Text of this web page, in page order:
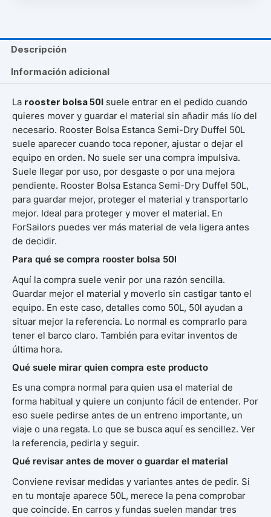
Descripción
Información adicional
La rooster bolsa 50l suele entrar en el pedido cuando
quieres mover y guardar el material sin añadir más lío del
necesario. Rooster Bolsa Estanca Semi-Dry Duffel 50L
suele aparecer cuando toca reponer, ajustar o dejar el
equipo en orden. No suele ser una compra impulsiva.
Suele llegar por uso, por desgaste o por una mejora
pendiente. Rooster Bolsa Estanca Semi-Dry Duffel 50L,
para guardar mejor, proteger el material y transportarlo
mejor. Ideal para proteger y mover el material. En
ForSailors puedes ver más material de vela ligera antes
de decidir.
Para qué se compra rooster bolsa 50l
Aquí la compra suele venir por una razón sencilla.
Guardar mejor el material y moverlo sin castigar tanto el
equipo. En este caso, detalles como 50L, 50l ayudan a
situar mejor la referencia. Lo normal es comprarlo para
tener el barco claro. También para evitar inventos de
última hora.
Qué suele mirar quien compra este producto
Es una compra normal para quien usa el material de
forma habitual y quiere un conjunto fácil de entender. Por
eso suele pedirse antes de un entreno importante, un
viaje o una regata. Lo que se busca aquí es sencillez. Ver
la referencia, pedirla y seguir.
Qué revisar antes de mover o guardar el material
Conviene revisar medidas y variantes antes de pedir. Si
en tu montaje aparece 50L, merece la pena comprobar
que coincide. En carros y fundas suelen mandar tres